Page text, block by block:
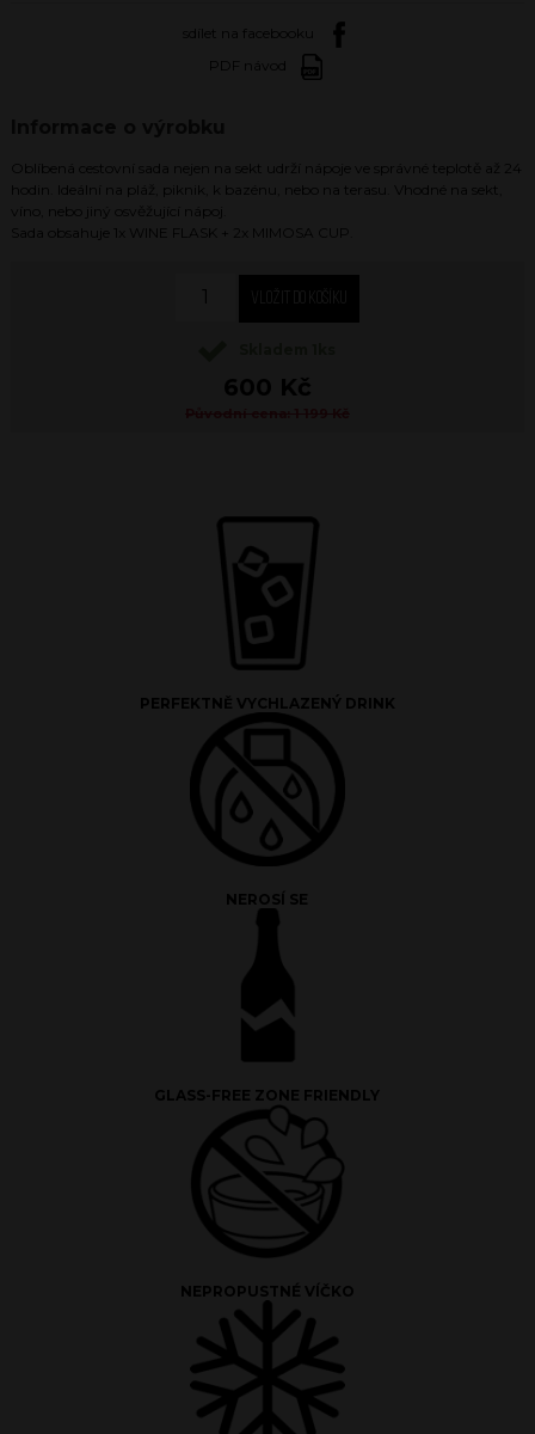
sdílet na facebooku
PDF návod
Oblíbená cestovní sada nejen na sekt udrží nápoje ve správné teplotě až 24
hodin. Ideální na pláž, piknik, k bazénu, nebo na terasu. Vhodné na sekt,
víno, nebo jiný osvěžující nápoj.
Sada obsahuje 1x WINE FLASK + 2x MIMOSA CUP.
PERFEKTNĚ VYCHLAZENÝ DRINK
NEROSÍ SE
GLASS-FREE ZONE FRIENDLY
NEPROPUSTNÉ VÍČKO